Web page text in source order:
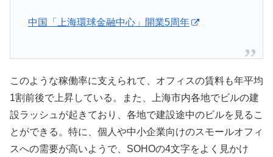
中国「上海環球金融中心」開業5周年
このような稼働率に支えられて、オフィスの賃料も年平均
1割前後で上昇している。また、上海市内各地でビルの建
設ラッシュが起きており、各地で建設途中のビルを見るこ
とができる。特に、個人や中小企業向けのスモールオフィ
スへの需要が高いようで、SOHOの4文字をよく見かけ